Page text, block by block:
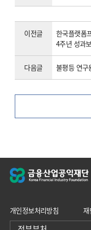
이전글
한국플랫폼
4주년 성과
다음글 불평등 연구
개인정보처리방침 재